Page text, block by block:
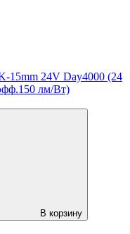
15mm 24V Day4000 (24
лм/Вт)
В корзину